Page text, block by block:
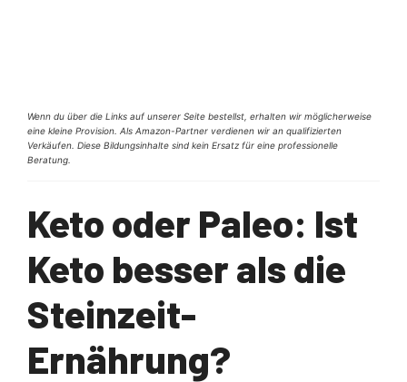
Wenn du über die Links auf unserer Seite bestellst, erhalten wir möglicherweise
eine kleine Provision. Als Amazon-Partner verdienen wir an qualifizierten
Verkäufen. Diese Bildungsinhalte sind kein Ersatz für eine professionelle
Beratung.
Keto oder Paleo: Ist
Keto besser als die
Steinzeit-
Ernährung?